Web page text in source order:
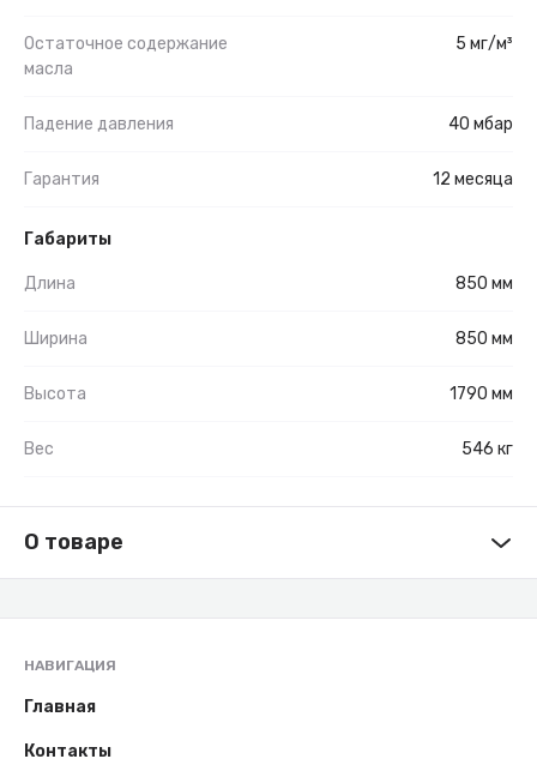
Остаточное содержание
масла
5 мг/м³
Падение давления 40 мбар
Гарантия 12 месяца
Габариты
Длина 850 мм
Ширина 850 мм
Высота 1790 мм
Вес 546 кг
О товаре
НАВИГАЦИЯ
Главная
Контакты